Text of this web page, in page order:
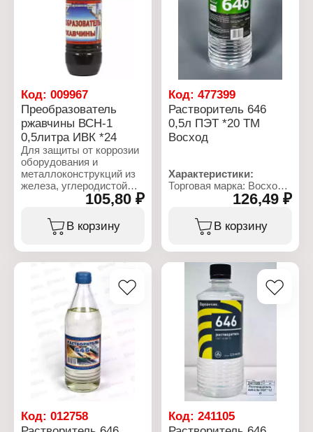
Код: 009967
Преобразователь
ржавчины ВСН-1
0,5литра ИВК *24
Для защиты от коррозии
оборудования и
металлоконструкций из
железа, углеродистой
стали, чугуна, цинка,
латуни. При нанесении
средства на ржавые
поверхности происходит
пленку, имеющую
хорошую адгезию к
металлу и защищающую
его от коррозии. После
обработки возможна
усиления защитных
свойств покрытия.
Характеристики:
Бренд: ИВК-Плюс
Преобразователь
ржавчины
105,80 ₽
В корзину
Код:477399
Растворитель 646
0,5л ПЭТ *20 ТМ
Восход
Характеристики:
Торговая марка: Восход
Марка: 646
Объем: 0,5 л
126,49 ₽
В корзину
Код: 012758
Код:241105